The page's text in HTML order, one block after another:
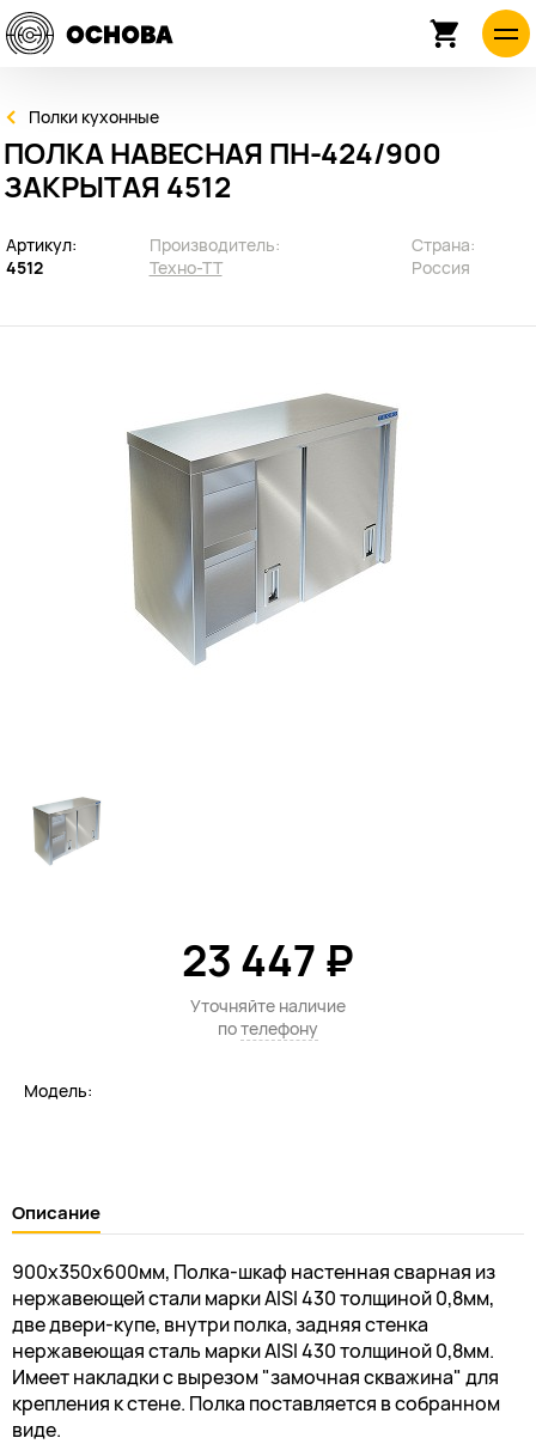
Полки кухонные
ПОЛКА НАВЕСНАЯ ПН-424/900
ЗАКРЫТАЯ 4512
Артикул:
4512
Производитель:
Техно-ТТ
Страна:
Россия
Модель:
23 447 ₽
Уточняйте наличие
потелефону
Описание
900х350х600мм, Полка-шкаф настенная сварная из
нержавеющей стали марки AISI 430 толщиной 0,8мм,
две двери-купе, внутри полка, задняя стенка
нержавеющая сталь марки AISI 430 толщиной 0,8мм.
Имеет накладки с вырезом "замочная скважина" для
крепления к стене. Полка поставляется в собранном
виде.